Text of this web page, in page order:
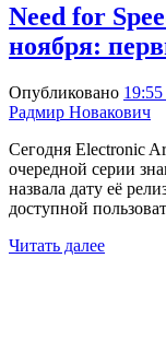
Need for
ноября:
Опубликовано
Радмир Новакович
Сегодня Electronic
очередной серии
назвала дату её
доступной
Читать далее